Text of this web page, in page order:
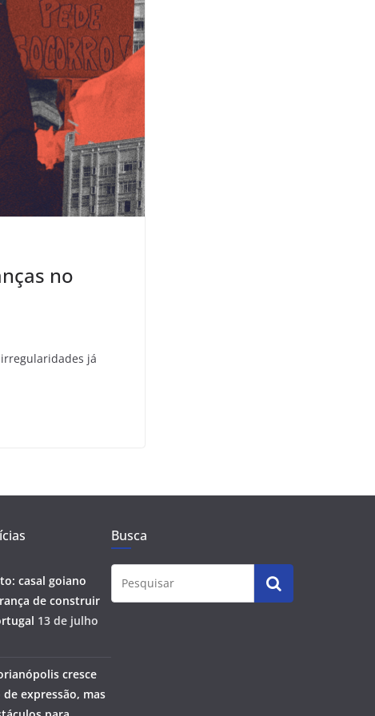
no
já
casal goiano
de construir
13 de julho
cresce
expressão, mas
Busca